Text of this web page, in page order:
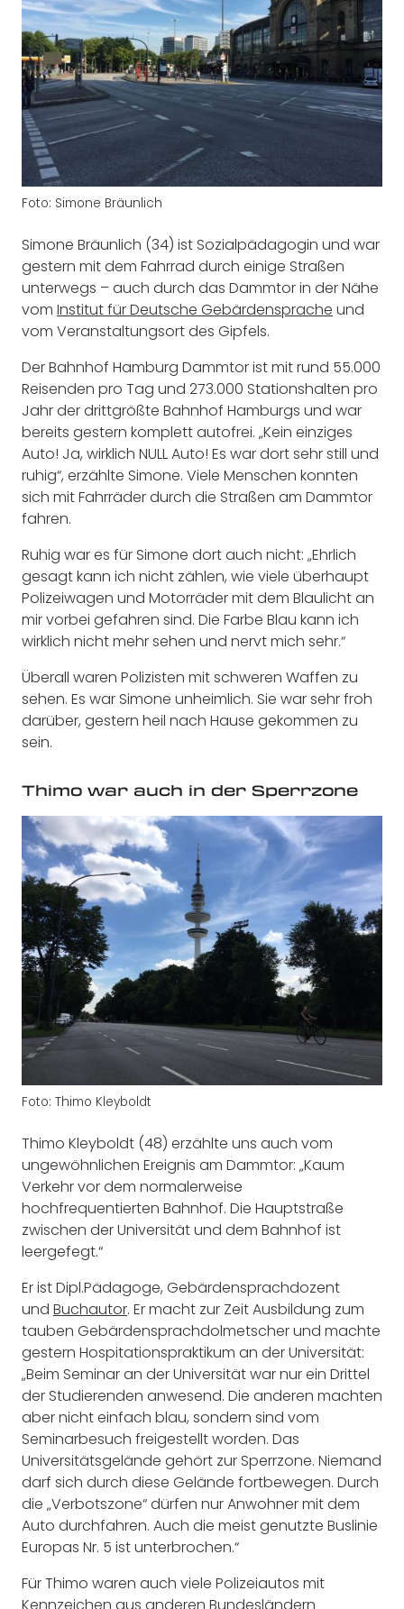
Foto: Simone Bräunlich
Simone Bräunlich (34) ist Sozialpädagogin und war
gestern mit dem Fahrrad durch einige Straßen
unterwegs – auch durch das Dammtor in der Nähe
vom Institut für Deutsche Gebärdensprache und
vom Veranstaltungsort des Gipfels.
Der Bahnhof Hamburg Dammtor ist mit rund 55.000
Reisenden pro Tag und 273.000 Stationshalten pro
Jahr der drittgrößte Bahnhof Hamburgs und war
bereits gestern komplett autofrei. „Kein einziges
Auto! Ja, wirklich NULL Auto! Es war dort sehr still und
ruhig“, erzählte Simone. Viele Menschen konnten
sich mit Fahrräder durch die Straßen am Dammtor
fahren.
Ruhig war es für Simone dort auch nicht: „Ehrlich
gesagt kann ich nicht zählen, wie viele überhaupt
Polizeiwagen und Motorräder mit dem Blaulicht an
mir vorbei gefahren sind. Die Farbe Blau kann ich
wirklich nicht mehr sehen und nervt mich sehr.“
Überall waren Polizisten mit schweren Waffen zu
sehen. Es war Simone unheimlich. Sie war sehr froh
darüber, gestern heil nach Hause gekommen zu
sein.
Thimo war auch in der Sperrzone
Foto: Thimo Kleyboldt
Thimo Kleyboldt (48) erzählte uns auch vom
ungewöhnlichen Ereignis am Dammtor: „Kaum
Verkehr vor dem normalerweise
hochfrequentierten Bahnhof. Die Hauptstraße
zwischen der Universität und dem Bahnhof ist
leergefegt.“
Er ist Dipl.Pädagoge, Gebärdensprachdozent
und Buchautor. Er macht zur Zeit Ausbildung zum
tauben Gebärdensprachdolmetscher und machte
gestern Hospitationspraktikum an der Universität:
„Beim Seminar an der Universität war nur ein Drittel
der Studierenden anwesend. Die anderen machten
aber nicht einfach blau, sondern sind vom
Seminarbesuch freigestellt worden. Das
Universitätsgelände gehört zur Sperrzone. Niemand
darf sich durch diese Gelände fortbewegen. Durch
die „Verbotszone“ dürfen nur Anwohner mit dem
Auto durchfahren. Auch die meist genutzte Buslinie
Europas Nr. 5 ist unterbrochen.“
Für Thimo waren auch viele Polizeiautos mit
Kennzeichen aus anderen Bundesländern